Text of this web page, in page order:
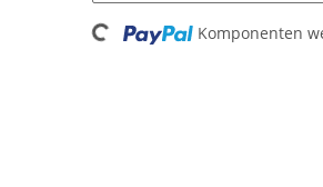
Loading... Komponenten